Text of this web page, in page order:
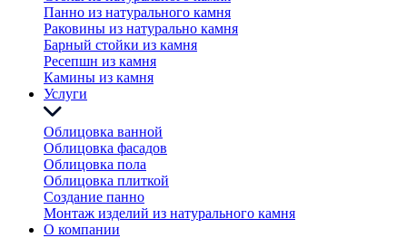
Панно из натурального камня
Раковины из натурально камня
Барный стойки из камня
Ресепшн из камня
Камины из камня
Услуги
Облицовка ванной
Облицовка фасадов
Облицовка пола
Облицовка плиткой
Создание панно
Монтаж изделий из натурального камня
О компании